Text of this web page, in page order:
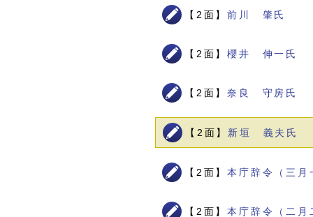
【2面】前川 肇氏
【2面】櫻井 伸一氏
【2面】奈良 守房氏
【2面】 新垣 義夫氏
【2面】本庁辞令（三月
【2面】本庁辞令（二月